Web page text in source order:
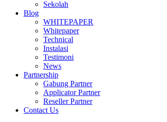
Sekolah
Blog
WHITEPAPER
Whitepaper
Technical
Instalasi
Testimoni
News
Partnership
Gabung Partner
Applicator Partner
Reseller Partner
Contact Us